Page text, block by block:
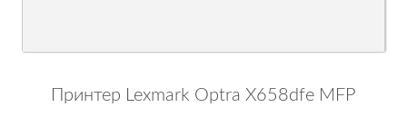
Принтер Lexmark Optra X658dfe MFP